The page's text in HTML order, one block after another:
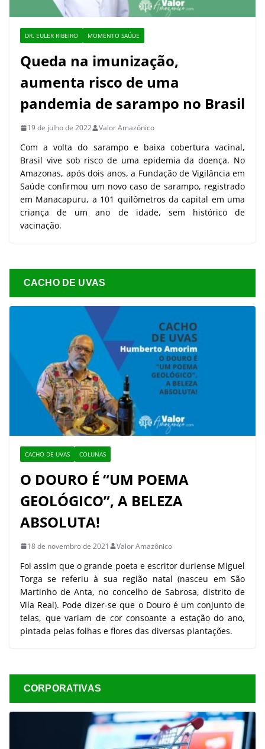
DR. EULER RIBEIRO MOMENTO SAÚDE
Queda na imunização,
aumenta risco de uma
pandemia de sarampo no Brasil
19 de julho de 2022 Valor Amazônico
Com a volta do sarampo e baixa cobertura vacinal,
Brasil vive sob risco de uma epidemia da doença. No
Amazonas, após dois anos, a Fundação de Vigilância em
Saúde confirmou um novo caso de sarampo, registrado
em Manacapuru, a 101 quilômetros da capital em uma
criança de um ano de idade, sem histórico de
vacinação.
CACHO DE UVAS
CACHO DE UVAS COLUNAS
O DOURO É “UM POEMA
GEOLÓGICO”, A BELEZA
ABSOLUTA!
18 de novembro de 2021 Valor Amazônico
Foi assim que o grande poeta e escritor duriense Miguel
Torga se referiu à sua região natal (nasceu em São
Martinho de Anta, no concelho de Sabrosa, distrito de
Vila Real). Pode dizer-se que o Douro é um conjunto de
telas, que variam de cor consoante a estação do ano,
pintada pelas folhas e flores das diversas plantações.
CORPORATIVAS